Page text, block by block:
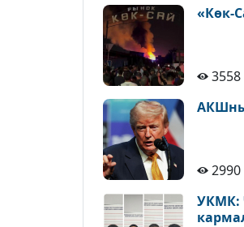
«Көк-
3558
2990
УКМК: